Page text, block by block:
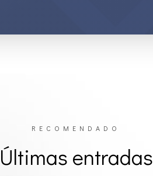
RECOMENDADO
Últimas entradas